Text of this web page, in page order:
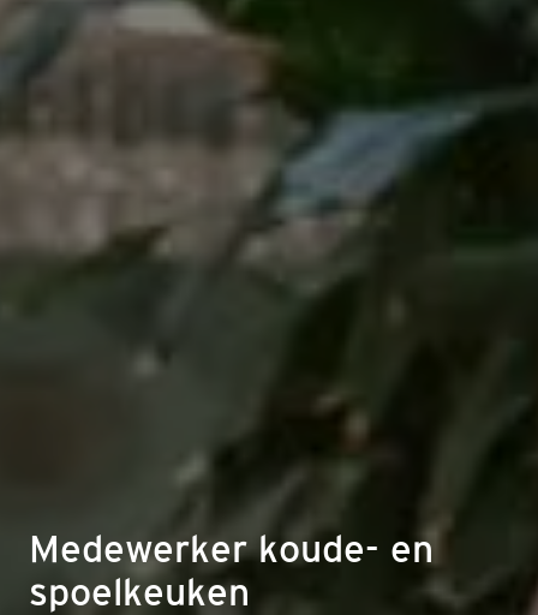
Medewerker koude- en
spoelkeuken